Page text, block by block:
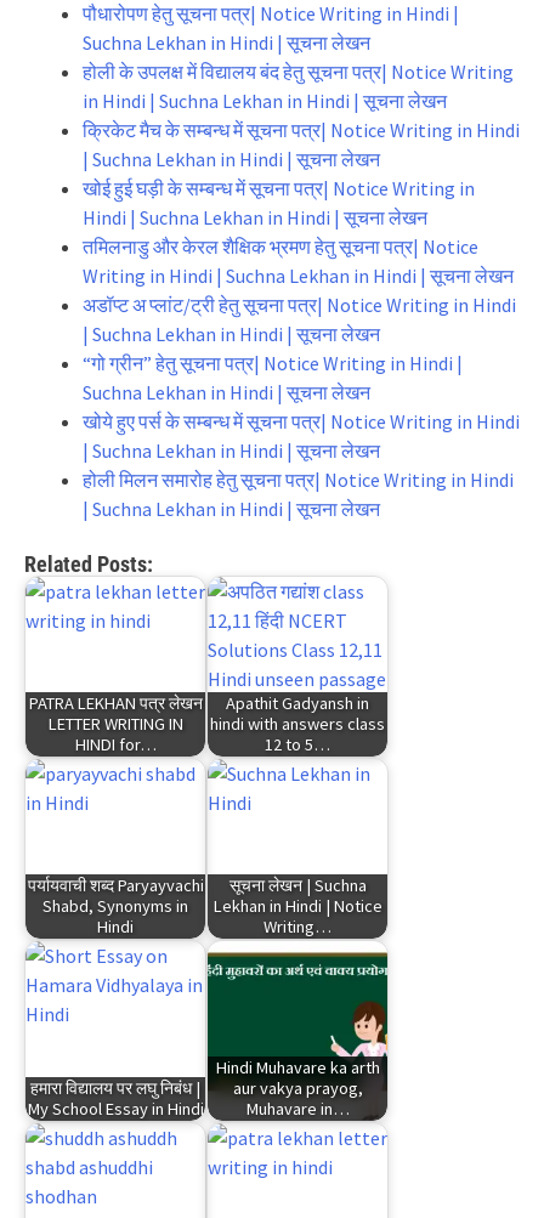
पौधारोपण हेतु सूचना पत्र| Notice Writing in Hindi |
Suchna Lekhan in Hindi | सूचना लेखन
होली के उपलक्ष में विद्यालय बंद हेतु सूचना पत्र| Notice Writing
in Hindi | Suchna Lekhan in Hindi | सूचना लेखन
क्रिकेट मैच के सम्बन्ध में सूचना पत्र| Notice Writing in Hindi
| Suchna Lekhan in Hindi | सूचना लेखन
खोई हुई घड़ी के सम्बन्ध में सूचना पत्र| Notice Writing in
Hindi | Suchna Lekhan in Hindi | सूचना लेखन
तमिलनाडु और केरल शैक्षिक भ्रमण हेतु सूचना पत्र| Notice
Writing in Hindi | Suchna Lekhan in Hindi | सूचना लेखन
अडॉप्ट अ प्लांट/ट्री हेतु सूचना पत्र| Notice Writing in Hindi
| Suchna Lekhan in Hindi | सूचना लेखन
“गो ग्रीन” हेतु सूचना पत्र| Notice Writing in Hindi |
Suchna Lekhan in Hindi | सूचना लेखन
खोये हुए पर्स के सम्बन्ध में सूचना पत्र| Notice Writing in Hindi
| Suchna Lekhan in Hindi | सूचना लेखन
होली मिलन समारोह हेतु सूचना पत्र| Notice Writing in Hindi
| Suchna Lekhan in Hindi | सूचना लेखन
Related Posts:
PATRA LEKHAN पत्र लेखन
LETTER WRITING IN
HINDI for…
Apathit Gadyansh in
hindi with answers class
12 to 5…
पर्यायवाची शब्द Paryayvachi
Shabd, Synonyms in
Hindi
सूचना लेखन | Suchna
Lekhan in Hindi | Notice
Writing…
हमारा विद्यालय पर लघु निबंध |
My School Essay in Hindi
Hindi Muhavare ka arth
aur vakya prayog,
Muhavare in…